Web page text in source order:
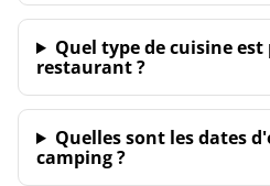
Quel type de cuisine est
restaurant ?
Quelles sont les dates
camping ?